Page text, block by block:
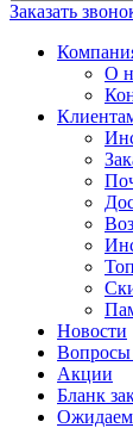
Заказать
О
Новости
Вопросы
Акции
Бланк